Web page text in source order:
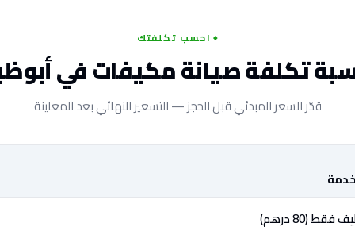
احسب تكلفتك
تكلفة صيانة مكيفات في
قدّر السعر المبدئي قبل الحجز — التسعير النهائي بعد المعاينة